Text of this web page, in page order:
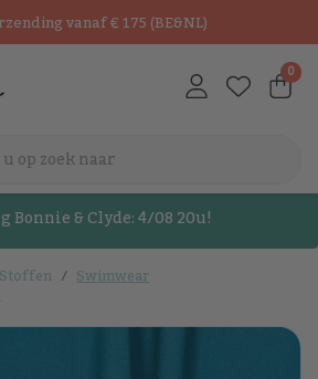
vanaf € 175 (BE&NL)
0
Bonnie & Clyde: 4/08 20u!
Stoffen Swimwear